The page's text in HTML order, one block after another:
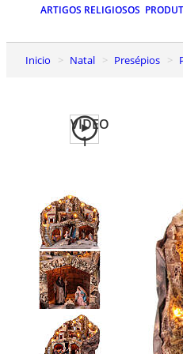
ARTIGOS RELIGIOSOS
Inicio Natal Presépios
VIDEO
1